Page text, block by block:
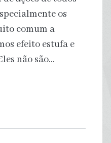
os
comum a
efeito estufa e
não são…